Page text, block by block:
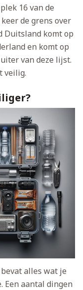
16 van de
de grens over
Duitsland komt op
en komt op
van deze lijst.
veilig.
alles wat je
Een aantal dingen